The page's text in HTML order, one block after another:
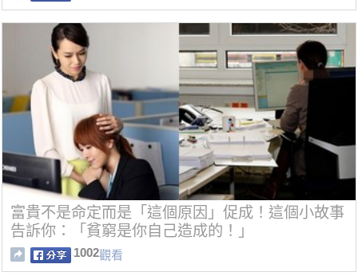
富貴不是命定而是「這個原因」促成！這個小故事
告訴你：「貧窮是你自己造成的！」
1002觀看